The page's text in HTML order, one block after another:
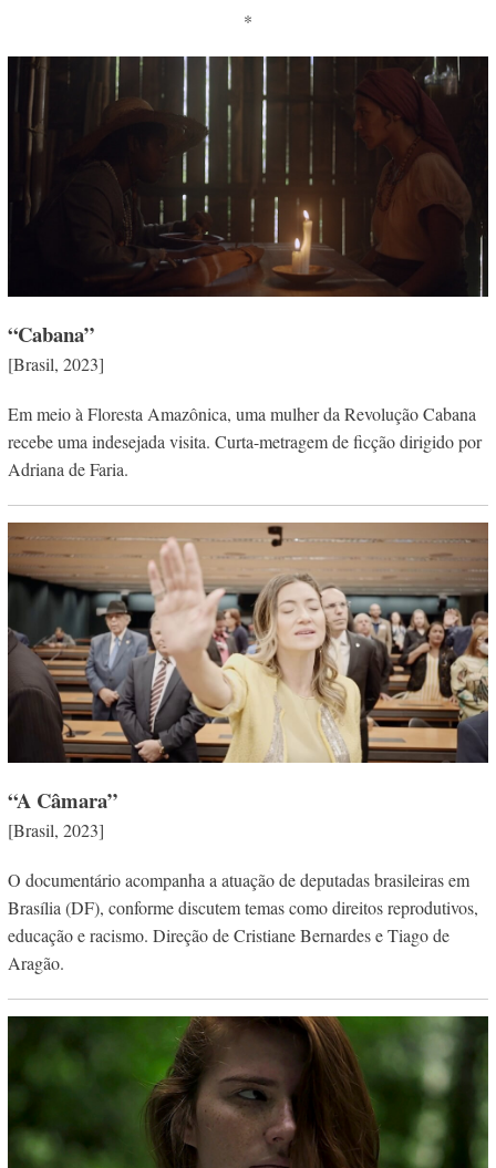
*
“Cabana”
[Brasil, 2023]
Em meio à Floresta Amazônica, uma mulher da Revolução Cabana
recebe uma indesejada visita. Curta-metragem de ficção dirigido por
Adriana de Faria.
“A Câmara”
[Brasil, 2023]
O documentário acompanha a atuação de deputadas brasileiras em
Brasília (DF), conforme discutem temas como direitos reprodutivos,
educação e racismo. Direção de Cristiane Bernardes e Tiago de
Aragão.